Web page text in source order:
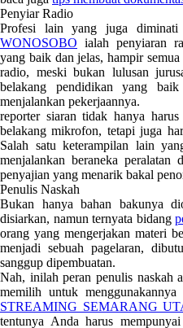
Penyiar Radio
Profesi lain yang juga
WONOSOBO ialah penyiaran
yang baik dan jelas, hampir
radio, meski bukan lulusan
belakang pendidikan yang
menjalankan pekerjaannya.
reporter siaran tidak hanya
belakang mikrofon, tetapi juga
Salah satu keterampilan lain
menjalankan beraneka
penyajian yang menarik bakal
Penulis Naskah
Bukan hanya bahan bakunya
disiarkan, namun ternyata bidang
orang yang mengerjakan materi
menjadi sebuah pagelaran,
sanggup dipembuatan.
Nah, inilah peran penulis naskah
memilih untuk menggunakannya
STREAMING SEMARANG
tentunya Anda harus